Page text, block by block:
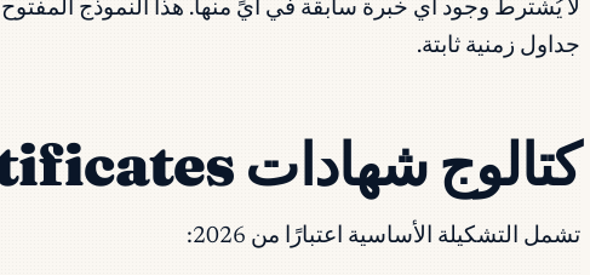
لا يُشترط وجود أي خبرة سابقة في أيٍّ منها. هذا النموذج
جداول زمنية ثابتة.
كتالوج شهادات Google Career Certificates الحالي (2026)
تشمل التشكيلة الأساسية اعتبارًا من 2026: